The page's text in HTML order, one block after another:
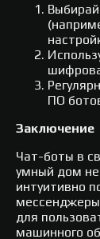
ПО
Заключение
Чат-боты в
умный дом не
интуитивно
для
машинного